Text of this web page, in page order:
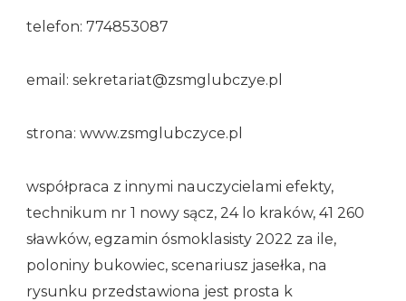
telefon: 774853087
email: sekretariat@zsmglubczye.pl
strona: www.zsmglubczyce.pl
współpraca z innymi nauczycielami efekty,
technikum nr 1 nowy sącz, 24 lo kraków, 41 260
sławków, egzamin ósmoklasisty 2022 za ile,
poloniny bukowiec, scenariusz jasełka, na
rysunku przedstawiona jest prosta k